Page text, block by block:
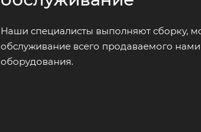
Наши специалисты выполняют сборку,
обслуживание всего продаваемого
оборудования.